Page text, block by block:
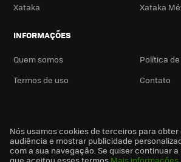
Xataka Xataka
INFORMAÇÕES
Quem somos
Política
Termos de uso
Contato
Nós usamos cookies de terceiros para obter
audiência e mostrar publicidade
com a sua navegação. Se quiser continuar